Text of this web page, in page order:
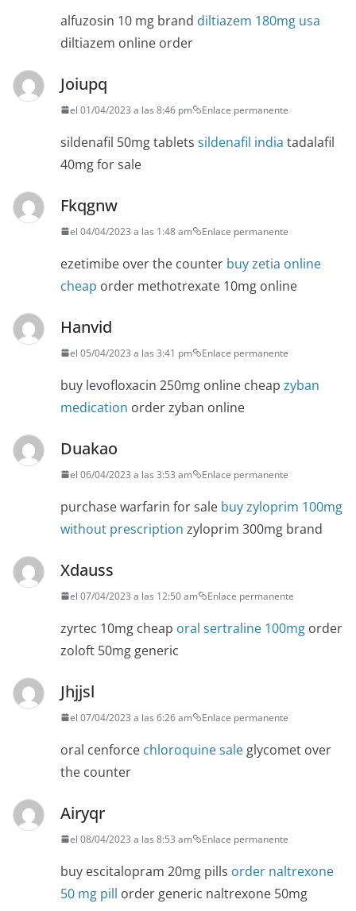
alfuzosin 10 mg brand diltiazem 180mg usa
diltiazem online order
Joiupq
el 01/04/2023 a las 8:46 pm Enlace permanente
sildenafil 50mg tablets sildenafil india tadalafil
40mg for sale
Fkqgnw
el 04/04/2023 a las 1:48 am Enlace permanente
ezetimibe over the counter buy zetia online
cheap order methotrexate 10mg online
Hanvid
el 05/04/2023 a las 3:41 pm Enlace permanente
buy levofloxacin 250mg online cheap zyban
medication order zyban online
Duakao
el 06/04/2023 a las 3:53 am Enlace permanente
purchase warfarin for sale buy zyloprim 100mg
without prescription zyloprim 300mg brand
Xdauss
el 07/04/2023 a las 12:50 am Enlace permanente
zyrtec 10mg cheap oral sertraline 100mg order
zoloft 50mg generic
Jhjjsl
el 07/04/2023 a las 6:26 am Enlace permanente
oral cenforce chloroquine sale glycomet over
the counter
Airyqr
el 08/04/2023 a las 8:53 am Enlace permanente
buy escitalopram 20mg pills order naltrexone
50 mg pill order generic naltrexone 50mg